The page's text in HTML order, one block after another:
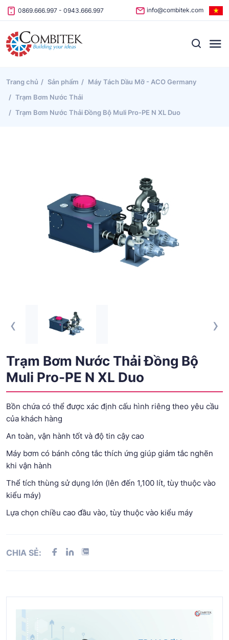
Skip to content
0869.666.997 - 0943.666.997 info@combitek.com
Trang chủ Sản phẩm
Máy Tách Dầu Mỡ - ACO Germany
Trạm Bơm Nước Thải
Trạm Bơm Nước Thải Đồng Bộ Muli Pro-PE N XL Duo
‹ ›
Trạm Bơm Nước Thải Đồng Bộ
Muli Pro-PE N XL Duo
Bồn chứa có thể được xác định cấu hình riêng theo yêu cầu
của khách hàng
An toàn, vận hành tốt và độ tin cậy cao
Máy bơm có bánh công tắc thích ứng giúp giảm tắc nghẽn
khi vận hành
Thể tích thùng sử dụng lớn (lên đến 1,100 lít, tùy thuộc vào
kiểu máy)
Lựa chọn chiều cao đầu vào, tùy thuộc vào kiểu máy
CHIA SẺ: